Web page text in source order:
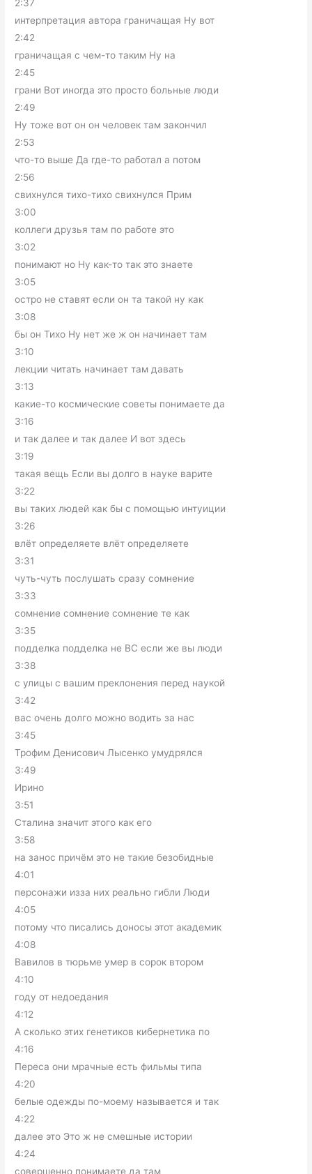
2:37
интерпретация автора граничащая Ну вот
2:42
граничащая с чем-то таким Ну на
2:45
грани Вот иногда это просто больные люди
2:49
Ну тоже вот он он человек там закончил
2:53
что-то выше Да где-то работал а потом
2:56
свихнулся тихо-тихо свихнулся Прим
3:00
коллеги друзья там по работе это
3:02
понимают но Ну как-то так это знаете
3:05
остро не ставят если он та такой ну как
3:08
бы он Тихо Ну нет же ж он начинает там
3:10
лекции читать начинает там давать
3:13
какие-то космические советы понимаете да
3:16
и так далее и так далее И вот здесь
3:19
такая вещь Если вы долго в науке варите
3:22
вы таких людей как бы с помощью интуиции
3:26
влёт определяете влёт определяете
3:31
чуть-чуть послушать сразу сомнение
3:33
сомнение сомнение сомнение те как
3:35
подделка подделка не ВС если же вы люди
3:38
с улицы с вашим преклонения перед наукой
3:42
вас очень долго можно водить за нас
3:45
Трофим Денисович Лысенко умудрялся
3:49
Ирино
3:51
Сталина значит этого как его
3:58
на занос причём это не такие безобидные
4:01
персонажи изза них реально гибли Люди
4:05
потому что писались доносы этот академик
4:08
Вавилов в тюрьме умер в сорок втором
4:10
году от недоедания
4:12
А сколько этих генетиков кибернетика по
4:16
Переса они мрачные есть фильмы типа
4:20
белые одежды по-моему называется и так
4:22
далее это Это ж не смешные истории
4:24
совершенно понимаете да там